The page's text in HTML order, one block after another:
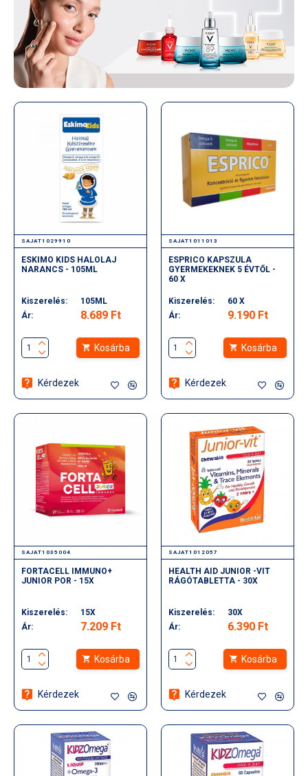
SAJAT1029910
ESKIMO KIDS HALOLAJ
NARANCS - 105ML
Kiszerelés:
105ML
Ár:
8.689 Ft
Kosárba
Kérdezek
SAJAT1011013
ESPRICO KAPSZULA
GYERMEKEKNEK 5 ÉVTŐL -
60 X
Kiszerelés:
60 X
Ár:
9.190 Ft
Kosárba
Kérdezek
SAJAT1035004
FORTACELL IMMUNO+
JUNIOR POR - 15X
Kiszerelés:
15X
Ár:
7.209 Ft
Kosárba
Kérdezek
SAJAT1012057
HEALTH AID JUNIOR -VIT
RÁGÓTABLETTA - 30X
Kiszerelés:
30X
Ár:
6.390 Ft
Kosárba
Kérdezek